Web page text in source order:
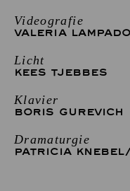
Videografie
VALERIA
Licht
KEES TJEBBES
Klavier
BORIS GUREVICH
Dramaturgie
PATRICIA KNEBEL/